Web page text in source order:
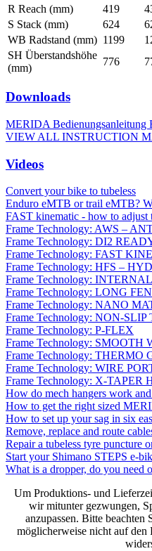
R Reach (mm) 419
S Stack (mm)
624
WB Radstand (mm) 1199
SH Überstandshöhe
(mm)
776
Downloads
MERIDA Bedienungsanleitung
VIEW ALL INSTRUCTION
Videos
Convert your bike to tubeless
Enduro eMTB or trail eMTB?
FAST kinematic - how to adjust
Frame Technology: AWS –
Frame Technology: DI2
Frame Technology: FAST
Frame Technology: HFS –
Frame Technology:
Frame Technology: LONG
Frame Technology: NANO
Frame Technology: NON-
Frame Technology: P-FLEX
Frame Technology: SMOOTH
Frame Technology: THERMO
Frame Technology: WIRE
Frame Technology: X-TAPER
How do mech hangers work
How to get the right sized
How to set up your sag in six
Remove, replace and route
Repair a tubeless tyre puncture
Start your Shimano STEPS e-
What is a dropper, do you need
Um Produktions- und
wir mitunter gezwungen,
anzupassen. Bitte beachten
möglicherweise nicht auf den